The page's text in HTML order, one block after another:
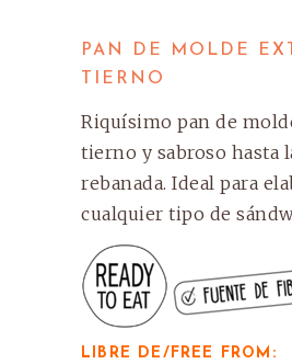
original
era:
2,95€.
es:
PAN DE MOLDE
TIERNO
Riquísimo pan de
tierno y sabroso hasta
rebanada. Ideal para
cualquier tipo de
LIBRE DE/FREE FROM: